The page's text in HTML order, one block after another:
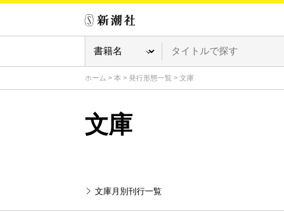
ホーム > 本 > 発行形態一覧 > 文庫
文庫
文庫月別刊行一覧